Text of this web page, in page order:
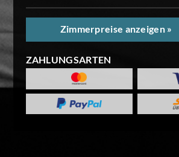
Zimmerpreise anzeigen »
ZAHLUNGSARTEN